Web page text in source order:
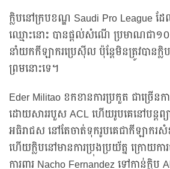
ក្លិបនៅក្របខណ្ឌ Saudi Pro League ដ
ឈ្មោះនោះ បានផ្តល់សំណើ ប្រមាណជា១០
នាំយកកីឡាករប្រេស៊ីល ប៉ុន្តែមិនត្រូវបាន
ព្រមនោះទេ។
Eder Militao ខកខានការប្រកួត ជាច្រើន
ដោយសាររបួស ACL ហើយរូបគេនៅបន្តព្យ
អធិរាជស នៅតែចាត់ទុករូបគេជាកីឡាករ
ហើយក្លិបនៅមានការប្រុងប្រយ័ត្ន ក្រោយកា
ការពារ Nacho Fernandez ទៅកាន់ក្លិប